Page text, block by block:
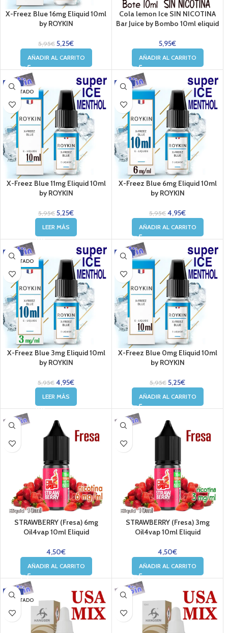
X-Freez Blue 16mg Eliquid 10ml
by ROYKIN
5,95€ 5,25€
AÑADIR AL CARRITO
Cola lemon Ice SIN NICOTINA
Bar Juice by Bombo 10ml eliquid
5,95€
AÑADIR AL CARRITO
-12%
AGOTADO
X-Freez Blue 11mg Eliquid 10ml
by ROYKIN
5,95€ 5,25€
LEER MÁS
-17%
X-Freez Blue 6mg Eliquid 10ml
by ROYKIN
5,95€ 4,95€
AÑADIR AL CARRITO
-17%
AGOTADO
X-Freez Blue 3mg Eliquid 10ml
by ROYKIN
5,95€ 4,95€
LEER MÁS
-12%
X-Freez Blue 0mg Eliquid 10ml
by ROYKIN
5,95€ 5,25€
AÑADIR AL CARRITO
STRAWBERRY (Fresa) 6mg
Oil4vap 10ml Eliquid
4,50€
AÑADIR AL CARRITO
STRAWBERRY (Fresa) 3mg
Oil4vap 10ml Eliquid
4,50€
AÑADIR AL CARRITO
-34%
AGOTADO